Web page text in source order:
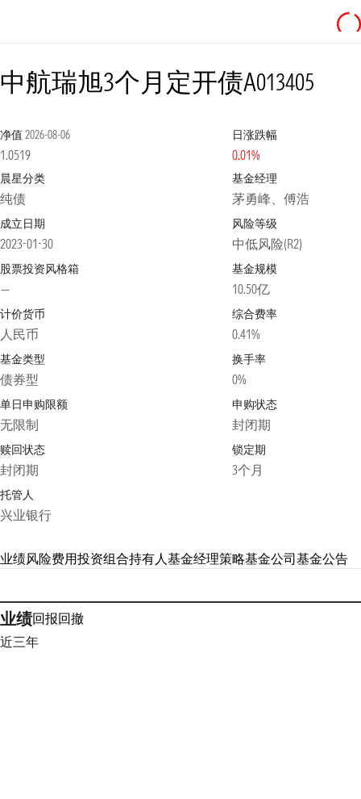
中航瑞旭3个月定开债A013405
净值 2026-08-06
1.0519
日涨跌幅
0.01%
晨星分类
纯债
基金经理
茅勇峰、傅浩
成立日期
2023-01-30
风险等级
中低风险(R2)
股票投资风格箱
—
基金规模
10.50亿
计价货币
人民币
综合费率
0.41%
基金类型
债券型
换手率
0%
单日申购限额
无限制
申购状态
封闭期
赎回状态
封闭期
锁定期
3个月
托管人
兴业银行
业绩风险费用投资组合持有人基金经理策略基金公司基金公告
业绩回报回撤
近三年